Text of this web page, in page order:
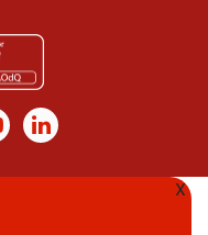
X